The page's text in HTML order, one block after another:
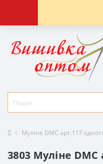
Муліне DMC арт.117
3803 Муліне